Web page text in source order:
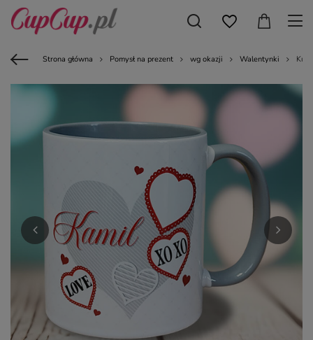
Strona główna Pomysł na prezent wg okazji Walentynki